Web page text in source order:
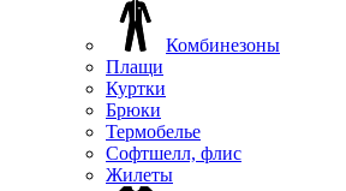
Комбинезоны
Плащи
Куртки
Брюки
Термобелье
Софтшелл, флис
Жилеты